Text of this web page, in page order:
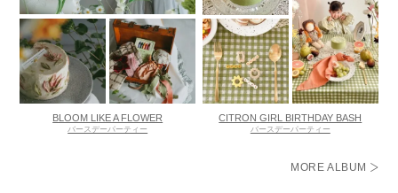
BLOOM LIKE A FLOWER
バースデーパーティー
CITRON GIRL BIRTHDAY BASH
バースデーパーティー
MORE ALBUM